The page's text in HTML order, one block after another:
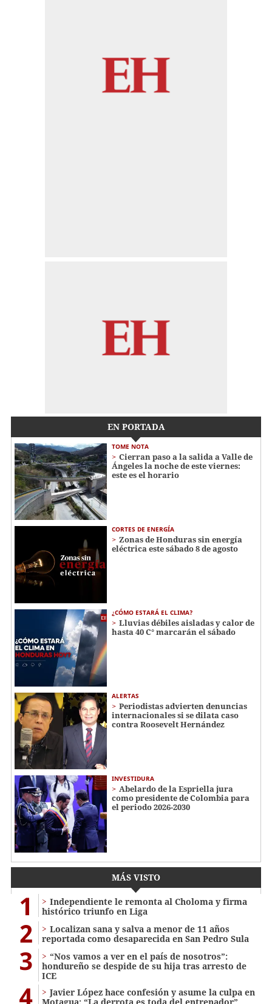
EN PORTADA
TOME NOTA
Cierran paso a la salida a Valle de
Ángeles la noche de este viernes:
este es el horario
CORTES DE ENERGÍA
Zonas de Honduras sin energía
eléctrica este sábado 8 de agosto
¿CÓMO ESTARÁ EL CLIMA?
Lluvias débiles aisladas y calor de
hasta 40 C° marcarán el sábado
ALERTAS
Periodistas advierten denuncias
internacionales si se dilata caso
contra Roosevelt Hernández
INVESTIDURA
Abelardo de la Espriella jura
como presidente de Colombia para
el periodo 2026-2030
MÁS VISTO
1
Independiente le remonta al Choloma y firma
histórico triunfo en Liga
2
Localizan sana y salva a menor de 11 años
reportada como desaparecida en San Pedro Sula
3
“Nos vamos a ver en el país de nosotros”:
hondureño se despide de su hija tras arresto de
ICE
4
Javier López hace confesión y asume la culpa en